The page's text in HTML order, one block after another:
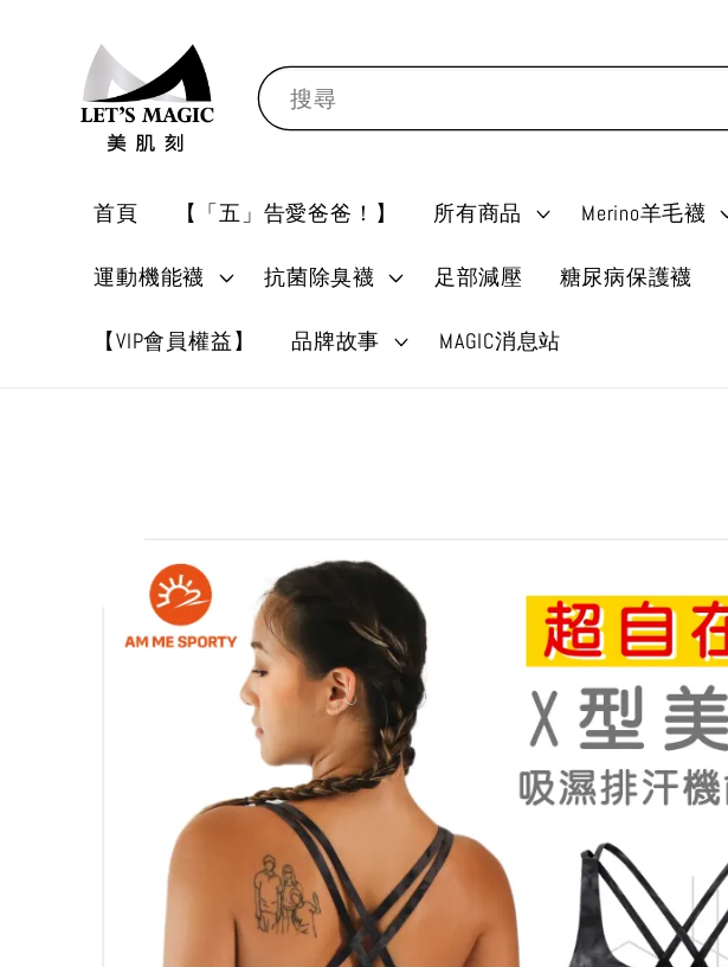
搜尋
首頁 【「五」告愛爸爸！】 所有商品 Merino羊毛襪
運動機能襪 抗菌除臭襪 足部減壓 糖尿病保護襪
【VIP會員權益】 品牌故事 MAGIC消息站